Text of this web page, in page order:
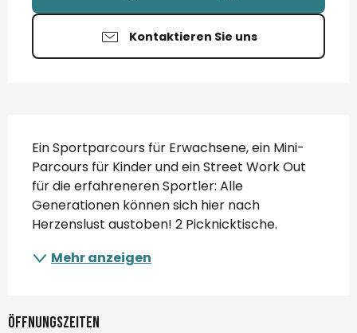
Kontaktieren Sie uns
Ein Sportparcours für Erwachsene, ein Mini-
Parcours für Kinder und ein Street Work Out
für die erfahreneren Sportler: Alle
Generationen können sich hier nach
Herzenslust austoben! 2 Picknicktische.
Mehr anzeigen
Öffnungszeiten